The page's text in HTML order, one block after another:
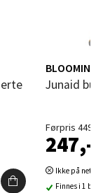
Junaid
Førpris 449,-
247,-
Ikke på
Finnes i 1 butikk